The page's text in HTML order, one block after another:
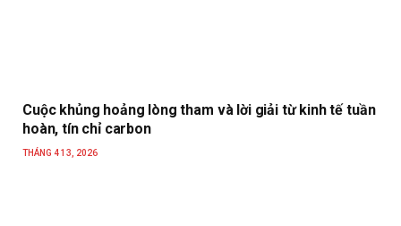
Cuộc khủng hoảng lòng tham và lời giải từ kinh tế tuần
hoàn, tín chỉ carbon
THÁNG 4 13, 2026